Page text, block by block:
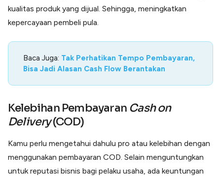
kualitas produk yang dijual. Sehingga, meningkatkan
kepercayaan pembeli pula.
Baca Juga: Tak Perhatikan Tempo Pembayaran,
Bisa Jadi Alasan Cash Flow Berantakan
Kelebihan Pembayaran Cash on
Delivery(COD)
Kamu perlu mengetahui dahulu pro atau kelebihan dengan
menggunakan pembayaran COD. Selain menguntungkan
untuk reputasi bisnis bagi pelaku usaha, ada keuntungan